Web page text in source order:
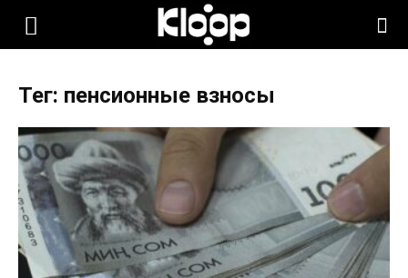
KLOOP.KG
Новости
Кыргызстана
Тег: пенсионные взносы